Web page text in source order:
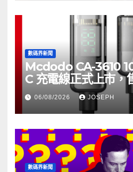
數碼界新聞
Mcdodo CA-3610
C 充電線正式上市，
06/08/2026 JOSEPH
數碼界新聞